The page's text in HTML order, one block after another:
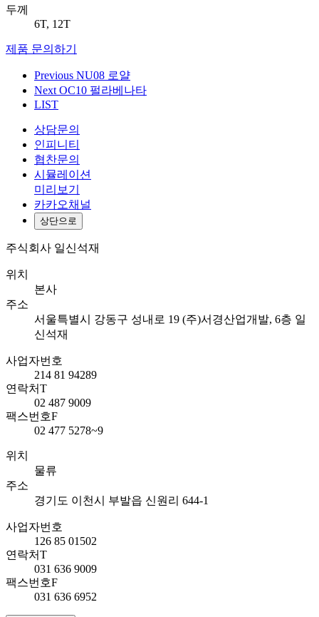
두께
6T, 12T
제품 문의하기
Previous NU08 로얄
Next OC10 펄라베나타
LIST
상담문의
인피니티
협찬문의
시뮬레이션
미리보기
카카오채널
상단으로
주식회사 일신석재
위치
본사
주소
서울특별시 강동구 성내로 19 (주)서경산업개발, 6층 일
신석재
사업자번호
214 81 94289
연락처T
02 487 9009
팩스번호F
02 477 5278~9
위치
물류
주소
경기도 이천시 부발읍 신원리 644-1
사업자번호
126 85 01502
연락처T
031 636 9009
팩스번호F
031 636 6952